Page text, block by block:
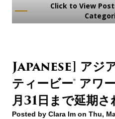
Click to View
Japanese] アジ
ティービー® アワ
月31日まで延期
Posted by Clara Im on Thu,